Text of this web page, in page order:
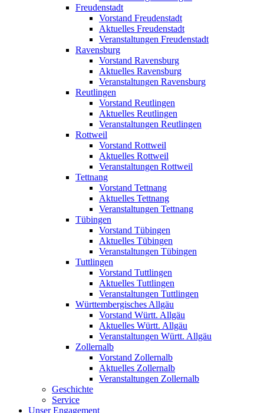
Freudenstadt
Vorstand Freudenstadt
Aktuelles Freudenstadt
Veranstaltungen Freudenstadt
Ravensburg
Vorstand Ravensburg
Aktuelles Ravensburg
Veranstaltungen Ravensburg
Reutlingen
Vorstand Reutlingen
Aktuelles Reutlingen
Veranstaltungen Reutlingen
Rottweil
Vorstand Rottweil
Aktuelles Rottweil
Veranstaltungen Rottweil
Tettnang
Vorstand Tettnang
Aktuelles Tettnang
Veranstaltungen Tettnang
Tübingen
Vorstand Tübingen
Aktuelles Tübingen
Veranstaltungen Tübingen
Tuttlingen
Vorstand Tuttlingen
Aktuelles Tuttlingen
Veranstaltungen Tuttlingen
Württembergisches Allgäu
Vorstand Württ. Allgäu
Aktuelles Württ. Allgäu
Veranstaltungen Württ. Allgäu
Zollernalb
Vorstand Zollernalb
Aktuelles Zollernalb
Veranstaltungen Zollernalb
Geschichte
Service
Unser Engagement